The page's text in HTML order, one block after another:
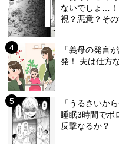
ないでしょ…
視？悪意？そ
「義母の発言
発！ 夫は仕方
「うるさいか
睡眠3時間でボ
反撃なるか？